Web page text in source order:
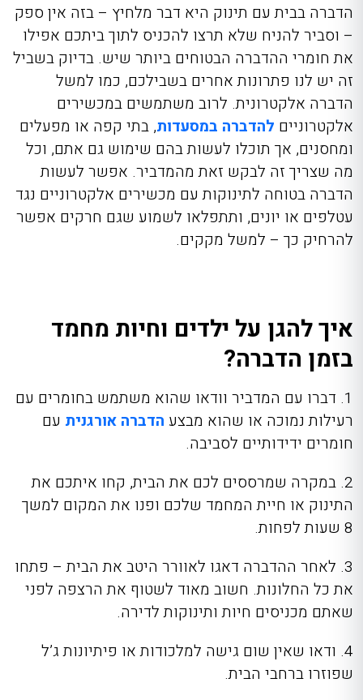
הדברה בבית עם תינוק היא דבר מלחיץ – בזה אין ספק
– וסביר להניח שלא תרצו להכניס לתוך ביתכם אפילו
את חומרי ההדברה הבטוחים ביותר שיש. בדיוק בשביל
זה יש לנו פתרונות אחרים בשבילכם, כמו למשל
הדברה אלקטרונית. לרוב משתמשים במכשירים
אלקטרוניים להדברה במסעדות, בתי קפה או מפעלים
ומחסנים, אך תוכלו לעשות בהם שימוש גם אתם, וכל
מה שצריך זה לבקש זאת מהמדביר. אפשר לעשות
הדברה בטוחה לתינוקות עם מכשירים אלקטרוניים נגד
עטלפים או יונים, ותתפלאו לשמוע שגם חרקים אפשר
להרחיק כך – למשל מקקים.
איך להגן על ילדים וחיות מחמד
בזמן הדברה?
1. דברו עם המדביר וודאו שהוא משתמש בחומרים עם
רעילות נמוכה או שהוא מבצע הדברה אורגנית עם
חומרים ידידותיים לסביבה.
2. במקרה שמרססים לכם את הבית, קחו איתכם את
התינוק או חיית המחמד שלכם ופנו את המקום למשך
8 שעות לפחות.
3. לאחר ההדברה דאגו לאוורר היטב את הבית – פתחו
את כל החלונות. חשוב מאוד לשטוף את הרצפה לפני
שאתם מכניסים חיות ותינוקות לדירה.
4. ודאו שאין שום גישה למלכודות או פיתיונות ג’ל
שפוזרו ברחבי הבית.